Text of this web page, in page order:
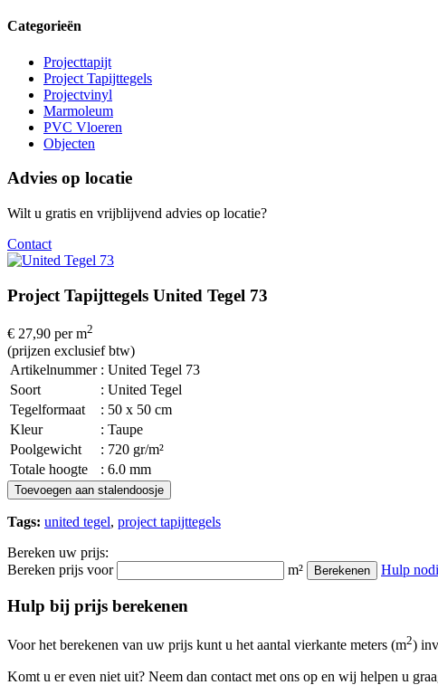
Categorieën
Projecttapijt
Project Tapijttegels
Projectvinyl
Marmoleum
PVC Vloeren
Objecten
Advies op locatie
Wilt u gratis en vrijblijvend advies op locatie?
Contact
Project Tapijttegels United Tegel 73
€ 27,90 per m2
(prijzen exclusief btw)
Artikelnummer : United Tegel 73
Soort
: United Tegel
Tegelformaat
: 50 x 50 cm
Kleur
: Taupe
Poolgewicht
: 720 gr/m²
Totale hoogte
: 6.0 mm
Toevoegen aan stalendoosje
Tags: united tegel, project tapijttegels
Bereken uw prijs:
Bereken prijs voor
m² Berekenen Hulp
Hulp bij prijs berekenen
Voor het berekenen van uw prijs kunt u het aantal vierkante meters (m2)
Komt u er even niet uit? Neem dan contact met ons op en wij helpen u